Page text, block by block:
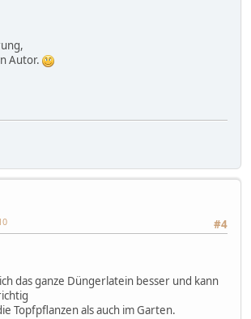
Autor.
#4
das ganze Düngerlatein besser und kann
Topfpflanzen als auch im Garten.